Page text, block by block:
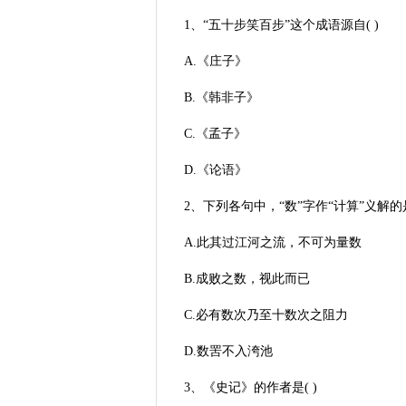
1、“五十步笑百步”这个成语源自( )
A.《庄子》
B.《韩非子》
C.《孟子》
D.《论语》
2、下列各句中，“数”字作“计算”义解
A.此其过江河之流，不可为量数
B.成败之数，视此而已
C.必有数次乃至十数次之阻力
D.数罟不入洿池
3、《史记》的作者是( )